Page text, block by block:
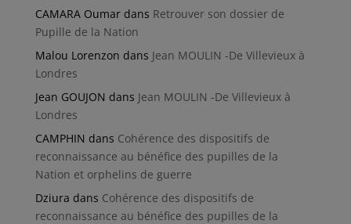
CAMARA Oumardans Retrouver son dossier de
Pupille de la Nation
Malou Lorenzon dans Jean MOULIN -De Villevieux à
Londres
Jean GOUJON dans Jean MOULIN -De Villevieux à
Londres
CAMPHIN dans Cohérence des dispositifs de
reconnaissance au bénéfice des pupilles de la
Nation et orphelins de guerre
Dziura dans Cohérence des dispositifs de
reconnaissance au bénéfice des pupilles de la